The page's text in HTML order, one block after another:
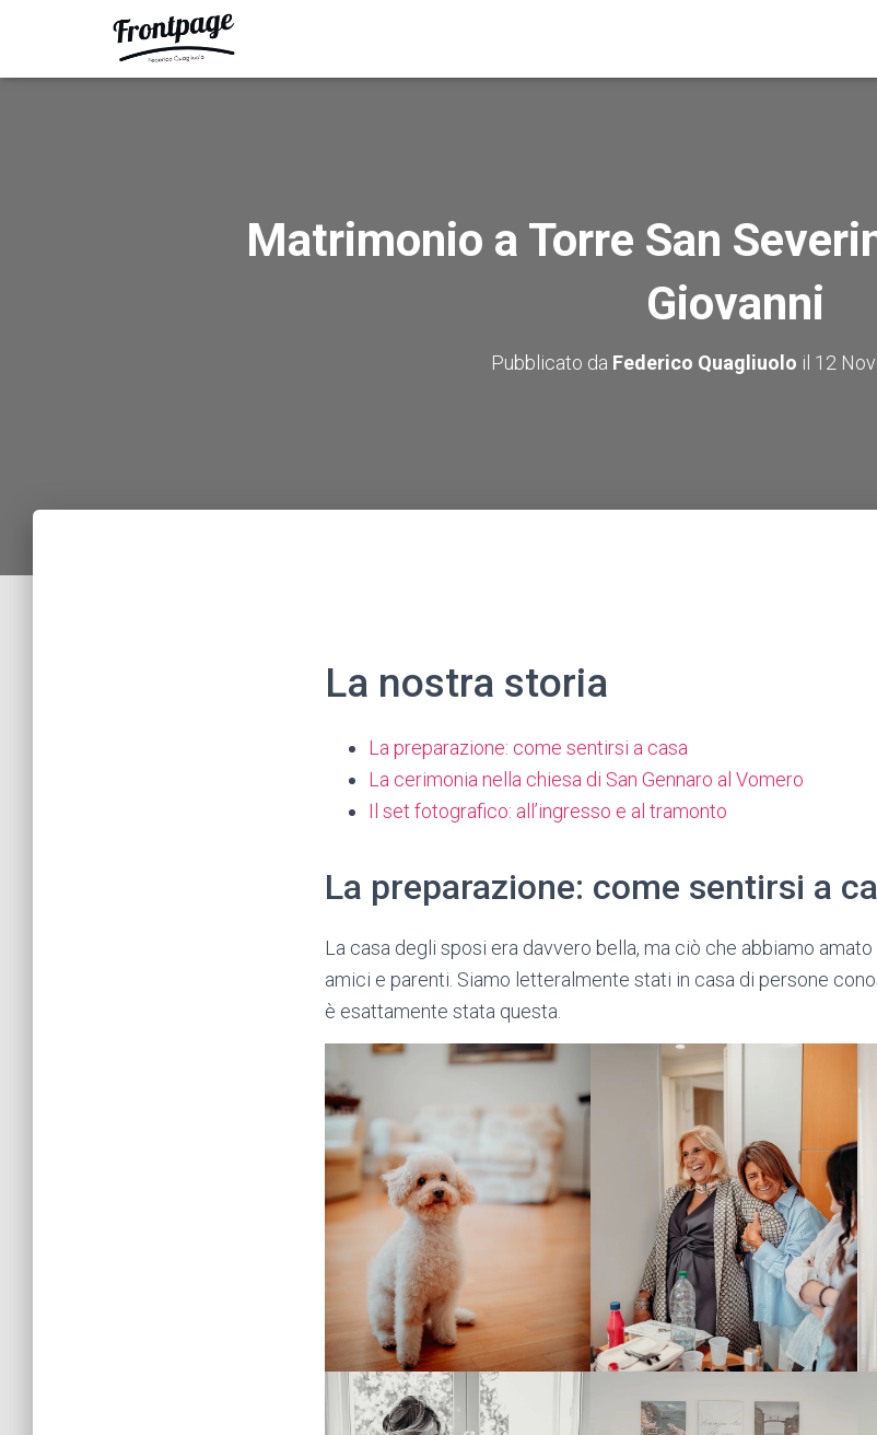
Matrimonio a Torre San
Giovanni
Pubblicato da Federico Quagliuolo il 12
La nostra storia
La preparazione: come sentirsi a casa
La cerimonia nella chiesa di San Gennaro al Vomero
Il set fotografico: all’ingresso e al tramonto
La preparazione: come sentirsi a
La casa degli sposi era davvero bella, ma ciò che abbiamo
amici e parenti. Siamo letteralmente stati in casa di persone
è esattamente stata questa.